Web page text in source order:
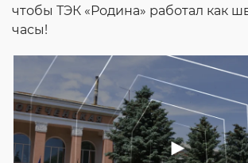
чтобы ТЭК «Родина» работал как
часы!